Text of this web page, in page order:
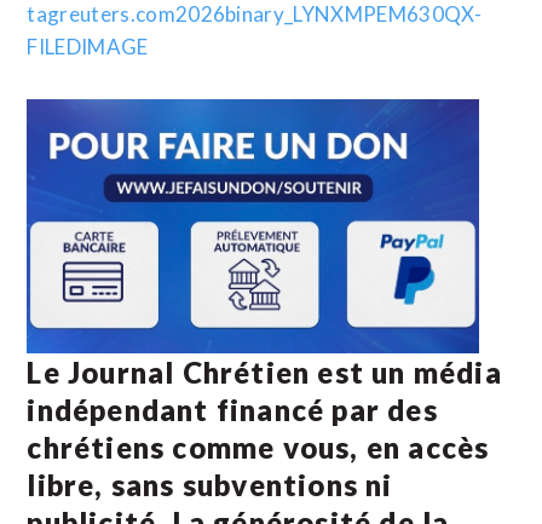
Le Journal Chrétien est un média
indépendant financé par des
chrétiens comme vous, en accès
libre, sans subventions ni